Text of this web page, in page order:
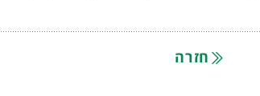
חזרה